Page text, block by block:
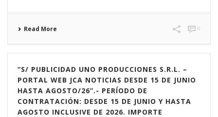
Read More 0
“S/ PUBLICIDAD UNO PRODUCCIONES S.R.L. –
PORTAL WEB JCA NOTICIAS DESDE 15 DE JUNIO
HASTA AGOSTO/26”.- PERÍODO DE
CONTRATACIÓN: DESDE 15 DE JUNIO Y HASTA
AGOSTO INCLUSIVE DE 2026. IMPORTE